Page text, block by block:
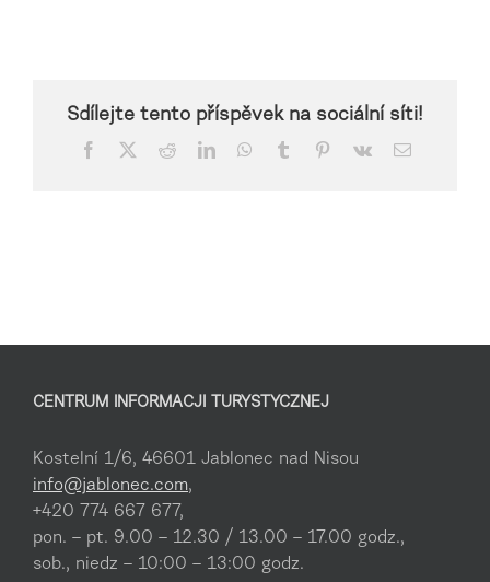
Sdílejte tento příspěvek na sociální síti!
Facebook RedditLinkedInWhatsApp
Tumblr Pinterest
Vk Email
CENTRUM INFORMACJI TURYSTYCZNEJ
Kostelní 1/6, 46601 Jablonec nad Nisou
info@jablonec.com,
+420 774 667 677,
pon. – pt. 9.00 – 12.30 / 13.00 – 17.00 godz.,
sob., niedz – 10:00 – 13:00 godz.